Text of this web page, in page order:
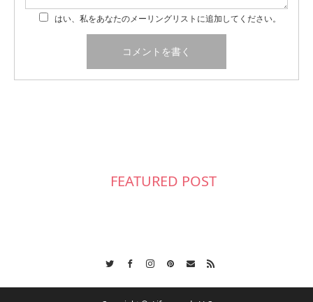
はい、私をあなたのメーリングリストに追加してください。
FEATURED POST